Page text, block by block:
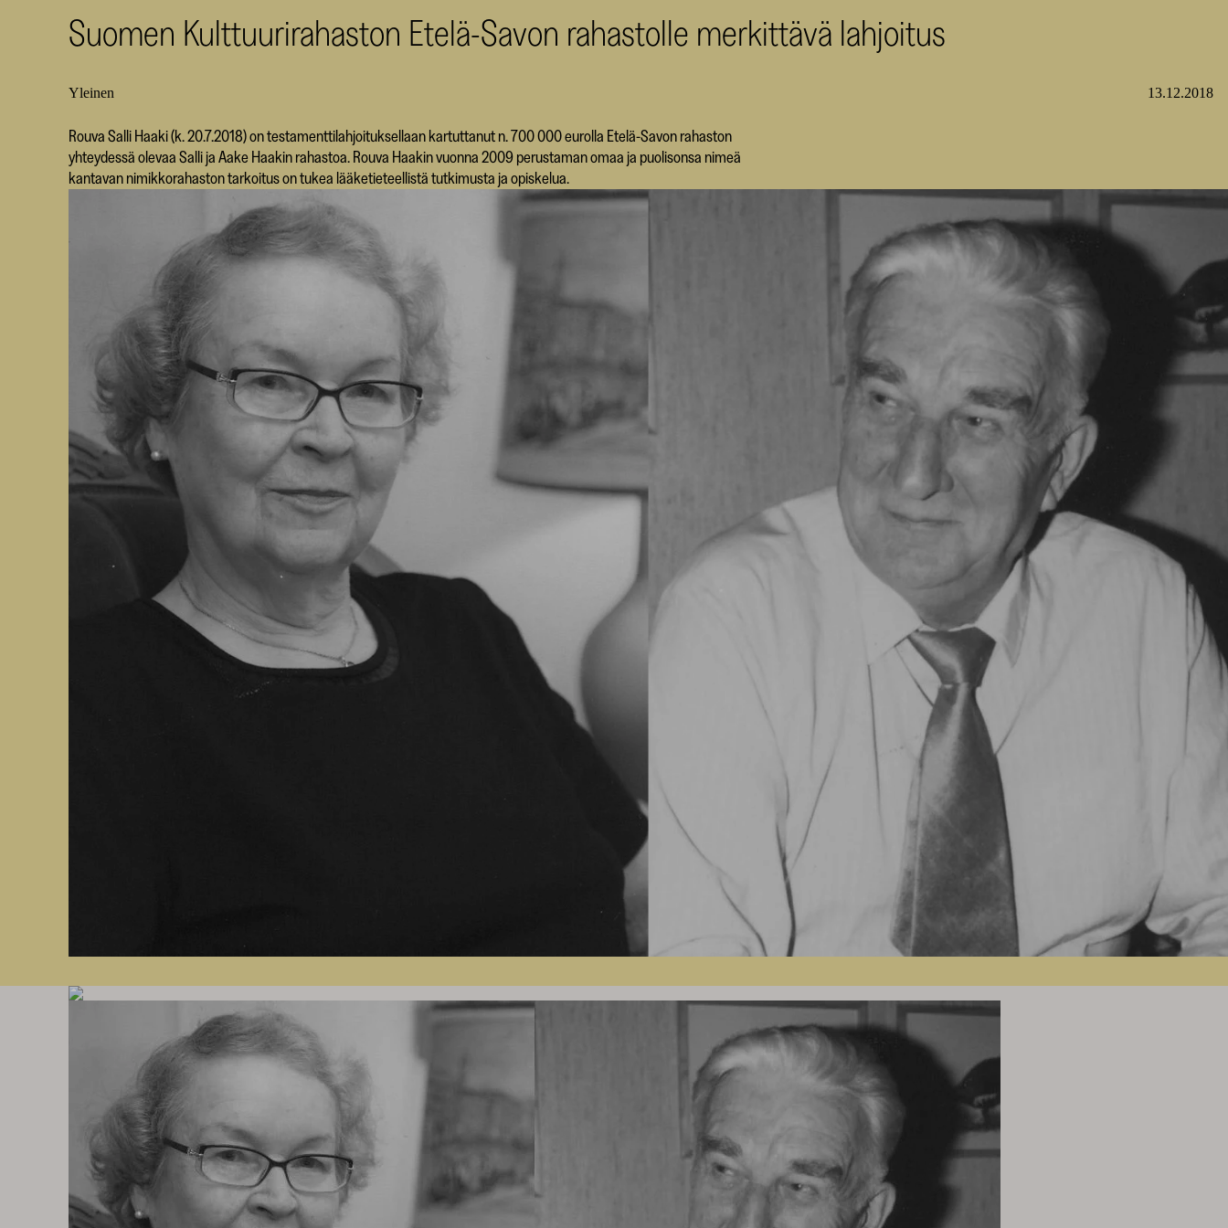
Suomen Kulttuurirahaston Etelä-Savon rahastolle merkittävä lahjoitus
Yleinen 13.12.2018
Rouva Salli Haaki (k. 20.7.2018) on testamenttilahjoituksellaan kartuttanut n. 700 000 eurolla Etelä-Savon rahaston
yhteydessä olevaa Salli ja Aake Haakin rahastoa. Rouva Haakin vuonna 2009 perustaman omaa ja puolisonsa nimeä
kantavan nimikkorahaston tarkoitus on tukea lääketieteellistä tutkimusta ja opiskelua.